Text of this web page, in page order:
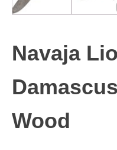
Navaja
Wood